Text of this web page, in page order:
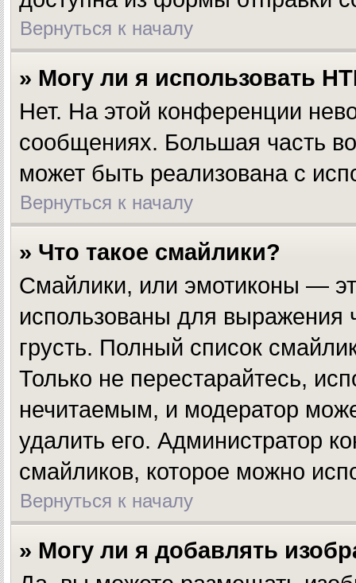
Вернуться к началу
» Могу ли я использовать
Нет. На этой конференции
сообщениях. Большая часть
может быть реализована с
Вернуться к началу
» Что такое смайлики?
Смайлики, или эмотиконы —
использованы для выражения
грусть. Полный список
Только не перестарайтесь,
нечитаемым, и модератор
удалить его. Администратор
смайликов, которое можно
Вернуться к началу
» Могу ли я добавлять